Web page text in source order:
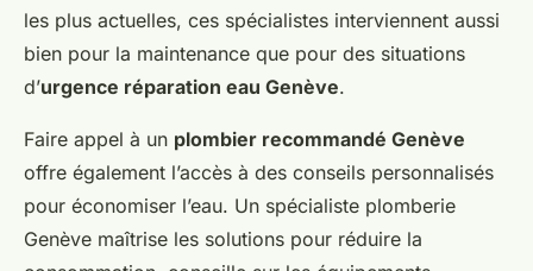
les plus actuelles, ces spécialistes interviennent aussi
bien pour la maintenance que pour des situations
d’urgence réparation eau Genève.
Faire appel à un plombier recommandé Genève
offre également l’accès à des conseils personnalisés
pour économiser l’eau. Un spécialiste plomberie
Genève maîtrise les solutions pour réduire la